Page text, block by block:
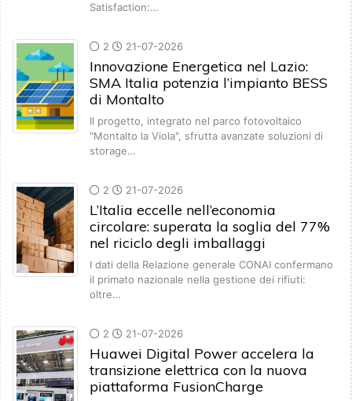
Satisfaction:…
2 21-07-2026
Innovazione Energetica nel Lazio:
SMA Italia potenzia l’impianto BESS
di Montalto
Il progetto, integrato nel parco fotovoltaico
"Montalto la Viola", sfrutta avanzate soluzioni di
storage…
2 21-07-2026
L’Italia eccelle nell’economia
circolare: superata la soglia del 77%
nel riciclo degli imballaggi
I dati della Relazione generale CONAI confermano
il primato nazionale nella gestione dei rifiuti:
oltre…
2 21-07-2026
Huawei Digital Power accelera la
transizione elettrica con la nuova
piattaforma FusionCharge